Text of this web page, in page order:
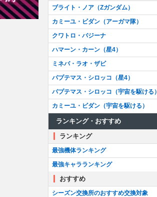
ブライト・ノア（Zガンダム）
カミーユ・ビダン（アーガマ隊）
クワトロ・バジーナ
ハマーン・カーン（星4）
ミネバ・ラオ・ザビ
パプテマス・シロッコ（星4）
パプテマス・シロッコ（宇宙を駆ける）
カミーユ・ビダン（宇宙を駆ける）
ランキング・おすすめ
ランキング
最強機体ランキング
最強キャラランキング
おすすめ
シーズン交換所のおすすめ交換対象